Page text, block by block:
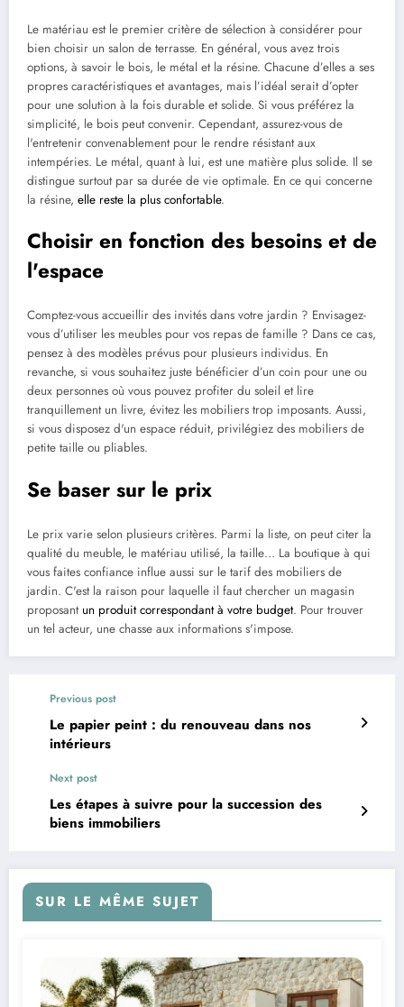
Le matériau est le premier critère de sélection à considérer pour
bien choisir un salon de terrasse. En général, vous avez trois
options, à savoir le bois, le métal et la résine. Chacune d’elles a ses
propres caractéristiques et avantages, mais l’idéal serait d’opter
pour une solution à la fois durable et solide. Si vous préférez la
simplicité, le bois peut convenir. Cependant, assurez-vous de
l'entretenir convenablement pour le rendre résistant aux
intempéries. Le métal, quant à lui, est une matière plus solide. Il se
distingue surtout par sa durée de vie optimale. En ce qui concerne
la résine, elle reste la plus confortable.
Choisir en fonction des besoins et de
l'espace
Comptez-vous accueillir des invités dans votre jardin ? Envisagez-
vous d’utiliser les meubles pour vos repas de famille ? Dans ce cas,
pensez à des modèles prévus pour plusieurs individus. En
revanche, si vous souhaitez juste bénéficier d’un coin pour une ou
deux personnes où vous pouvez profiter du soleil et lire
tranquillement un livre, évitez les mobiliers trop imposants. Aussi,
si vous disposez d'un espace réduit, privilégiez des mobiliers de
petite taille ou pliables.
Se baser sur le prix
Le prix varie selon plusieurs critères. Parmi la liste, on peut citer la
qualité du meuble, le matériau utilisé, la taille… La boutique à qui
vous faites confiance influe aussi sur le tarif des mobiliers de
jardin. C'est la raison pour laquelle il faut chercher un magasin
proposant un produit correspondant à votre budget. Pour trouver
un tel acteur, une chasse aux informations s'impose.
Previous post
Le papier peint : du renouveau dans nos
intérieurs
Next post
Les étapes à suivre pour la succession des
biens immobiliers
SUR LE MÊME SUJET